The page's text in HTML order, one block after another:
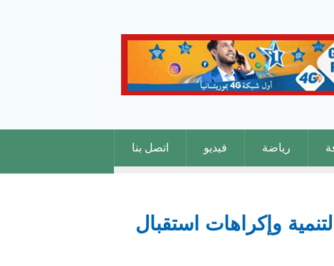
رياضة فيديو اتصل بنا
وإكراهات استقبال